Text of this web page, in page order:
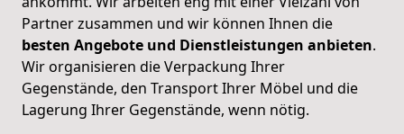
Partner zusammen und wir können Ihnen die
besten Angebote und Dienstleistungen anbieten.
Wir organisieren die Verpackung Ihrer
Gegenstände, den Transport Ihrer Möbel und die
Lagerung Ihrer Gegenstände, wenn nötig.